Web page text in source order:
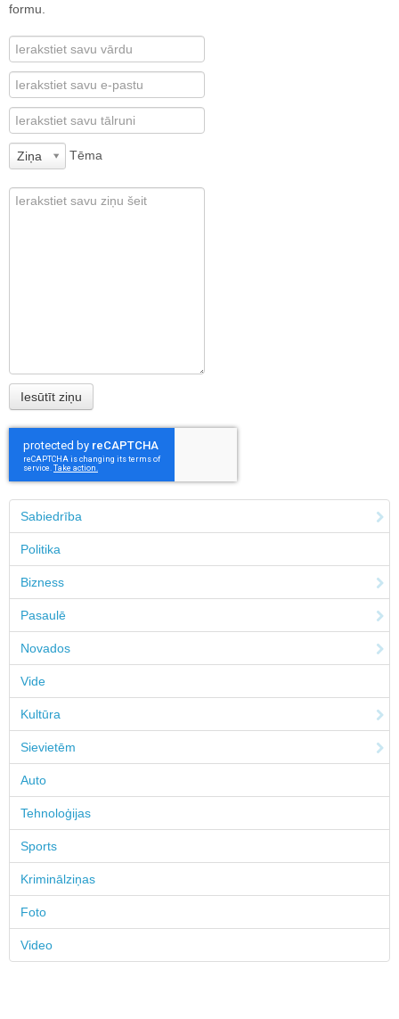
formu.
Ziņa Tēma
Sabiedrība
Politika
Bizness
Pasaulē
Novados
Vide
Kultūra
Sievietēm
Auto
Tehnoloģijas
Sports
Kriminālziņas
Foto
Video